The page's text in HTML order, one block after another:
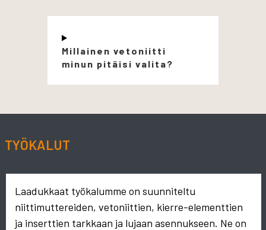
Millainen vetoniitti
minun pitäisi valita?
TYÖKALUT
Laadukkaat työkalumme on suunniteltu
niittimuttereiden, vetoniittien, kierre-elementtien
ja inserttien tarkkaan ja lujaan asennukseen. Ne on